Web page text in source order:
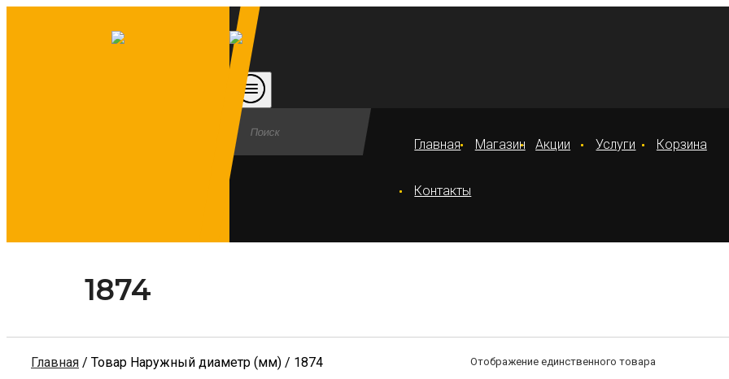
Главная Магазин Акции Услуги Корзина
Контакты
1874
Главная / Товар Наружный диаметр (мм) / 1874 Отображение единственного товара